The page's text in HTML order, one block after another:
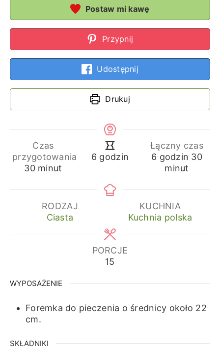
Postaw mi kawę
Przypnij
Udostępnij
Drukuj
Czas
przygotowania
30minuty
minut
6 godziny
godzin
Łączny czas
6 godziny
godzin 30
minut
RODZAJ
Ciasta
KUCHNIA
Kuchnia polska
PORCJE
15
WYPOSAŻENIE
Foremka do pieczenia o średnicy około 22
cm.
SKŁADNIKI